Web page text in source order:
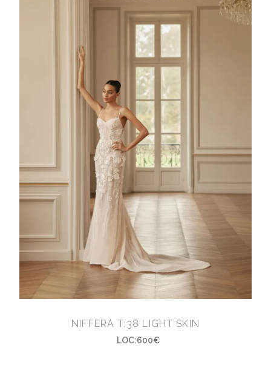
NIFFERA T:38 LIGHT SKIN
LOC:600€